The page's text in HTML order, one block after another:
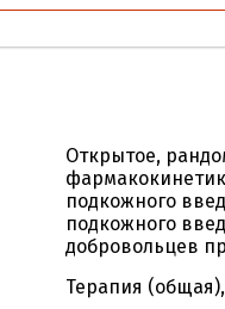
Открытое,
подкожного
подкожного
добровольцев
Терапия